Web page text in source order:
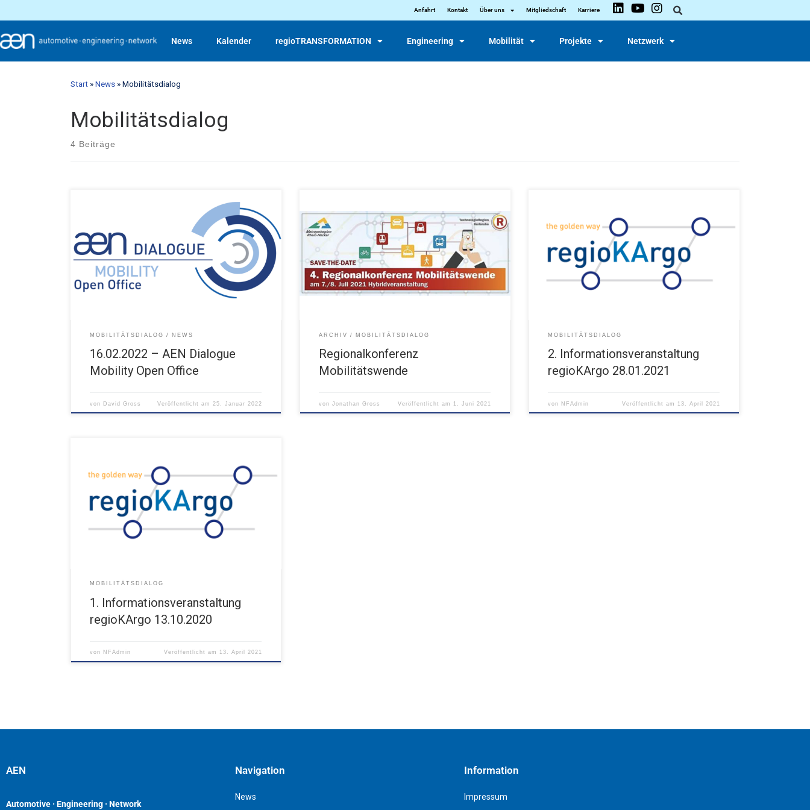
Anfahrt Kontakt Über uns Mitgliedschaft Karriere
News Kalender regioTRANSFORMATION Engineering Mobilität Projekte Netzwerk
Start » News » Mobilitätsdialog
Mobilitätsdialog
4 Beiträge
16.02.2022 – 16:00 digital, via Webex
MOBILITÄTSDIALOG NEWS
16.02.2022 – AEN Dialogue
Mobility Open Office
von David Gross Veröffentlicht am 25. Januar 2022
Virtuelle Veranstaltung am 7. und 8. Juli 2021 mit
Livestream aus dem Kongresshaus Baden-Baden
ARCHIV MOBILITÄTSDIALOG
Regionalkonferenz
Mobilitätswende
vonJonathan Gross Veröffentlicht am 1. Juni 2021
13.10.2020
MOBILITÄTSDIALOG
2. Informationsveranstaltung
regioKArgo 28.01.2021
von NFAdmin Veröffentlicht am 13. April 2021
13.10.2020
MOBILITÄTSDIALOG
1. Informationsveranstaltung
regioKArgo 13.10.2020
von NFAdmin Veröffentlicht am 13. April 2021
AEN
Automotive · Engineering · Network
Navigation
News
Information
Impressum